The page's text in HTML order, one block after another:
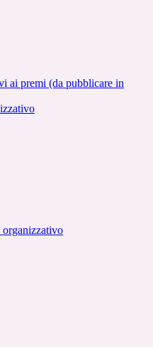
ai premi (da pubblicare in
organizzativo